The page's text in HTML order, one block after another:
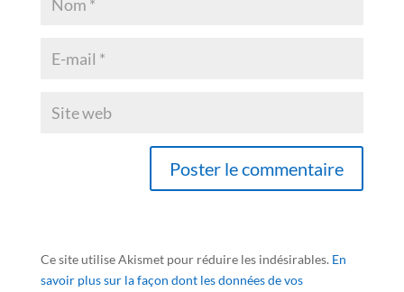
Ce site utilise Akismet pour réduire les indésirables. En
savoir plus sur la façon dont les données de vos